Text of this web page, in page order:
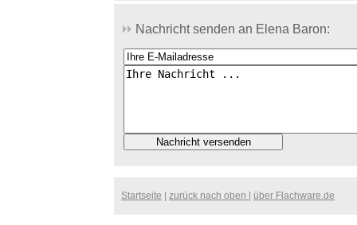
Nachricht senden an Elena Baron:
Startseite zurück nach oben über Flachware.de